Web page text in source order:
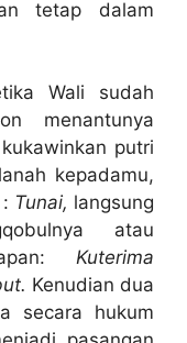
tetap dalam
Wali sudah
menantunya
putri
kepadamu,
Tunai, langsung
atau
Kuterima
Kenudian dua
secara hukum